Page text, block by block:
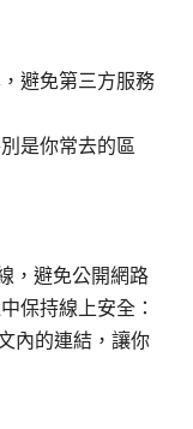
避免第三方服務
是你常去的區
，避免公開網路
保持線上安全：
內的連結，讓你